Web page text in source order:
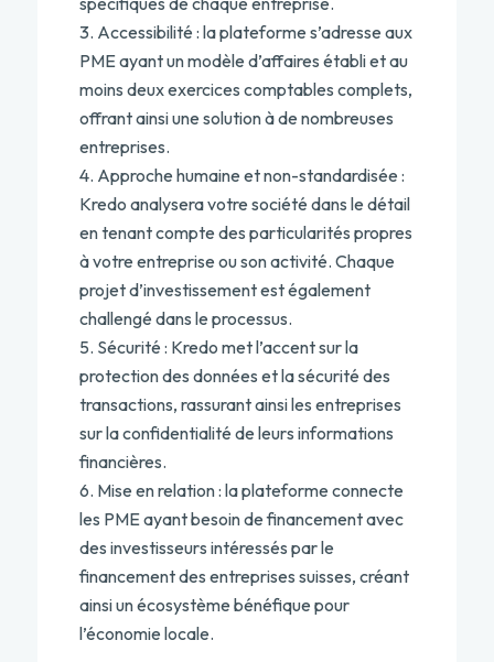
Accessibilité : la plateforme s’adresse aux
PME ayant un modèle d’affaires établi et au
moins deux exercices comptables complets,
offrant ainsi une solution à de nombreuses
entreprises.
Approche humaine et non-standardisée :
Kredo analysera votre société dans le détail
en tenant compte des particularités propres
à votre entreprise ou son activité. Chaque
projet d’investissement est également
challengé dans le processus.
Sécurité : Kredo met l’accent sur la
protection des données et la sécurité des
transactions, rassurant ainsi les entreprises
sur la confidentialité de leurs informations
financières.
Mise en relation : la plateforme connecte
les PME ayant besoin de financement avec
des investisseurs intéressés par le
financement des entreprises suisses, créant
ainsi un écosystème bénéfique pour
l’économie locale.